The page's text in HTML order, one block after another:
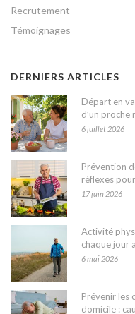
Recrutement
Témoignages
DERNIERS ARTICLES
Départ en
d’un proche
6 juillet 2026
Prévention
réflexes
17 juin 2026
Activité
chaque jour
6 mai 2026
Prévenir les
domicile :